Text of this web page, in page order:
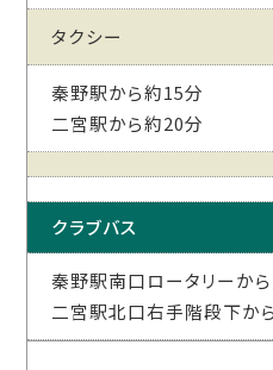
タクシー
秦野駅から約15分
二宮駅から約20分
クラブバス
秦野駅南口ロータリー
二宮駅北口右手階段下